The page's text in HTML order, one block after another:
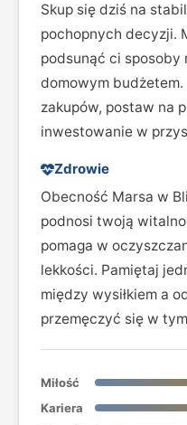
Skup się dziś na
pochopnych decyzji.
podsunąć ci sposoby
domowym
zakupów, postaw na
inwestowanie w
Zdrowie
Obecność Marsa w
podnosi twoją
pomaga w
lekkości. Pamiętaj
między wysiłkiem a
przemęczyć się w
Miłość
Kariera